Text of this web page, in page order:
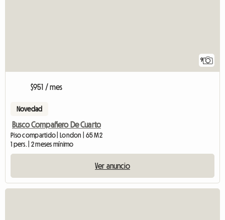
9
$951 / mes
Novedad
Busco Compañero De Cuarto
Piso compartido | London | 65 M2
1 pers. | 2 meses mínimo
Ver anuncio